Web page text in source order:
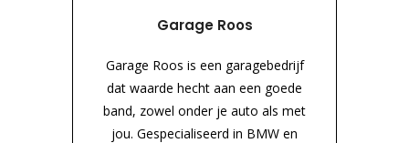
Garage Roos
Garage Roos is een garagebedrijf
dat waarde hecht aan een goede
band, zowel onder je auto als met
jou. Gespecialiseerd in BMW en